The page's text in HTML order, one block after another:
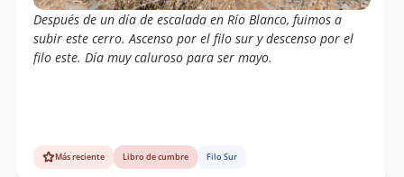
Después de un día de escalada en Río Blanco, fuimos a
subir este cerro. Ascenso por el filo sur y descenso por el
filo este. Día muy caluroso para ser mayo.
Más reciente Libro de cumbre Filo Sur